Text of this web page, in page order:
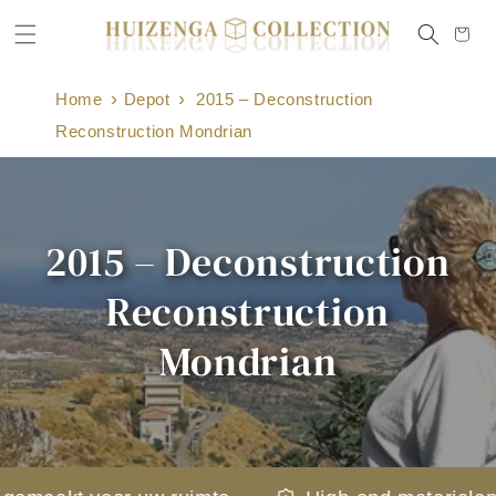
naar de
content
Home Depot
2015 – Deconstruction
Reconstruction Mondrian
2015 – Deconstruction
Reconstruction
Mondrian